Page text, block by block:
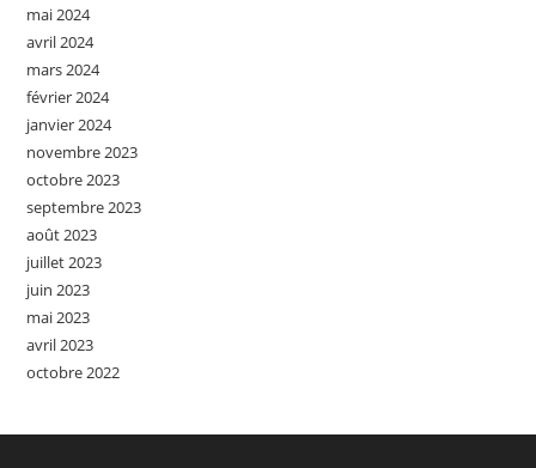
mai 2024
avril 2024
mars 2024
février 2024
janvier 2024
novembre 2023
octobre 2023
septembre 2023
août 2023
juillet 2023
juin 2023
mai 2023
avril 2023
octobre 2022